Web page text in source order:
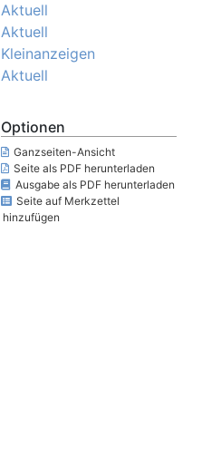
Aktuell
Aktuell
Kleinanzeigen
Aktuell
Optionen
Ganzseiten-Ansicht
Seite als PDF herunterladen
Ausgabe als PDF herunterladen
Seite auf Merkzettel
hinzufügen